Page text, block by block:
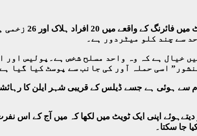
امریکی ریاست
سے چند کلو میٹردور ہے۔
بارے میں خیال ہے کہ وہ واحد مسلح شخص
اسی حملہ آور کی جانب سے پوسٹ کیا گیا
دیتےہوئے اپنی ایک ٹویٹ میں لکھا کہ میں آج کے
جا سکتا۔